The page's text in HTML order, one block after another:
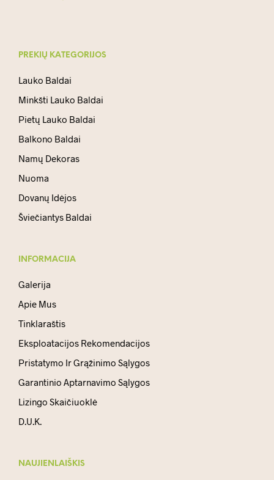
PREKIŲ KATEGORIJOS
Lauko Baldai
Minkšti Lauko Baldai
Pietų Lauko Baldai
Balkono Baldai
Namų Dekoras
Nuoma
Dovanų Idėjos
Šviečiantys Baldai
INFORMACIJA
Galerija
Apie Mus
Tinklaraštis
Eksploatacijos Rekomendacijos
Pristatymo Ir Grąžinimo Sąlygos
Garantinio Aptarnavimo Sąlygos
Lizingo Skaičiuoklė
D.U.K.
NAUJIENLAIŠKIS